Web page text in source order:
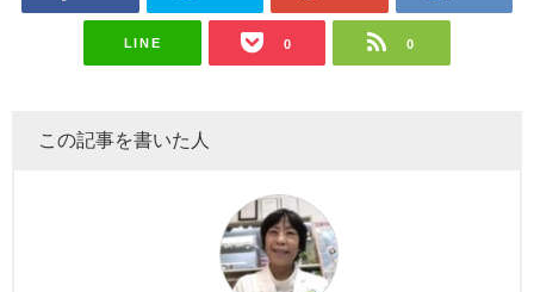
LINE 0 0
この記事を書いた人